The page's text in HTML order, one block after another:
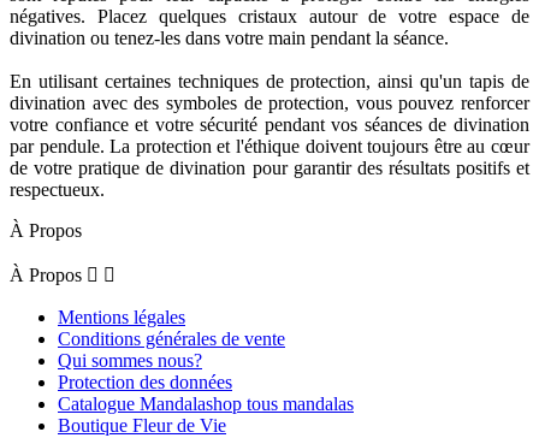
négatives. Placez quelques cristaux autour de votre espace de
divination ou tenez-les dans votre main pendant la séance.
En utilisant certaines techniques de protection, ainsi qu'un tapis de
divination avec des symboles de protection, vous pouvez renforcer
votre confiance et votre sécurité pendant vos séances de divination
par pendule. La protection et l'éthique doivent toujours être au cœur
de votre pratique de divination pour garantir des résultats positifs et
respectueux.
À Propos
À Propos  
Mentions légales
Conditions générales de vente
Qui sommes nous?
Protection des données
Catalogue Mandalashop tous mandalas
Boutique Fleur de Vie